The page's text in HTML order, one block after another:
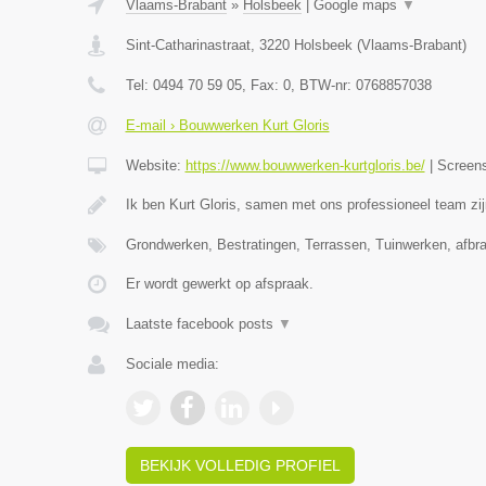
Vlaams-Brabant» Holsbeek| Google maps ▼
Sint-Catharinastraat, 3220 Holsbeek(Vlaams-Brabant)
Tel: 0494 70 59 05, Fax: 0, BTW-nr: 0768857038
E-mail › Bouwwerken Kurt Gloris
Website: https://www.bouwwerken-kurtgloris.be/|
Ik ben Kurt Gloris, samen met ons professioneel team
Grondwerken, Bestratingen, Terrassen, Tuinwerken,
Er wordt gewerkt op afspraak.
Laatste facebook posts ▼
Sociale media:
BEKIJK VOLLEDIG PROFIEL